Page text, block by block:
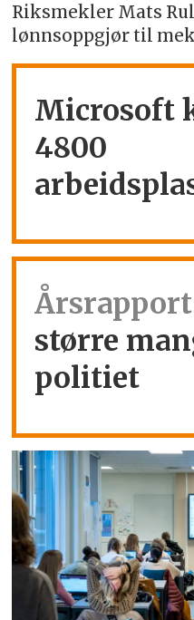
Riksmekler Mats
lønnsoppgjør til
Microsoft
4800
større
politiet